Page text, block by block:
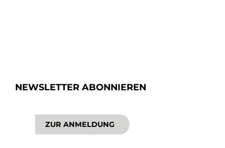
NEWSLETTER ABONNIEREN
ZUR ANMELDUNG